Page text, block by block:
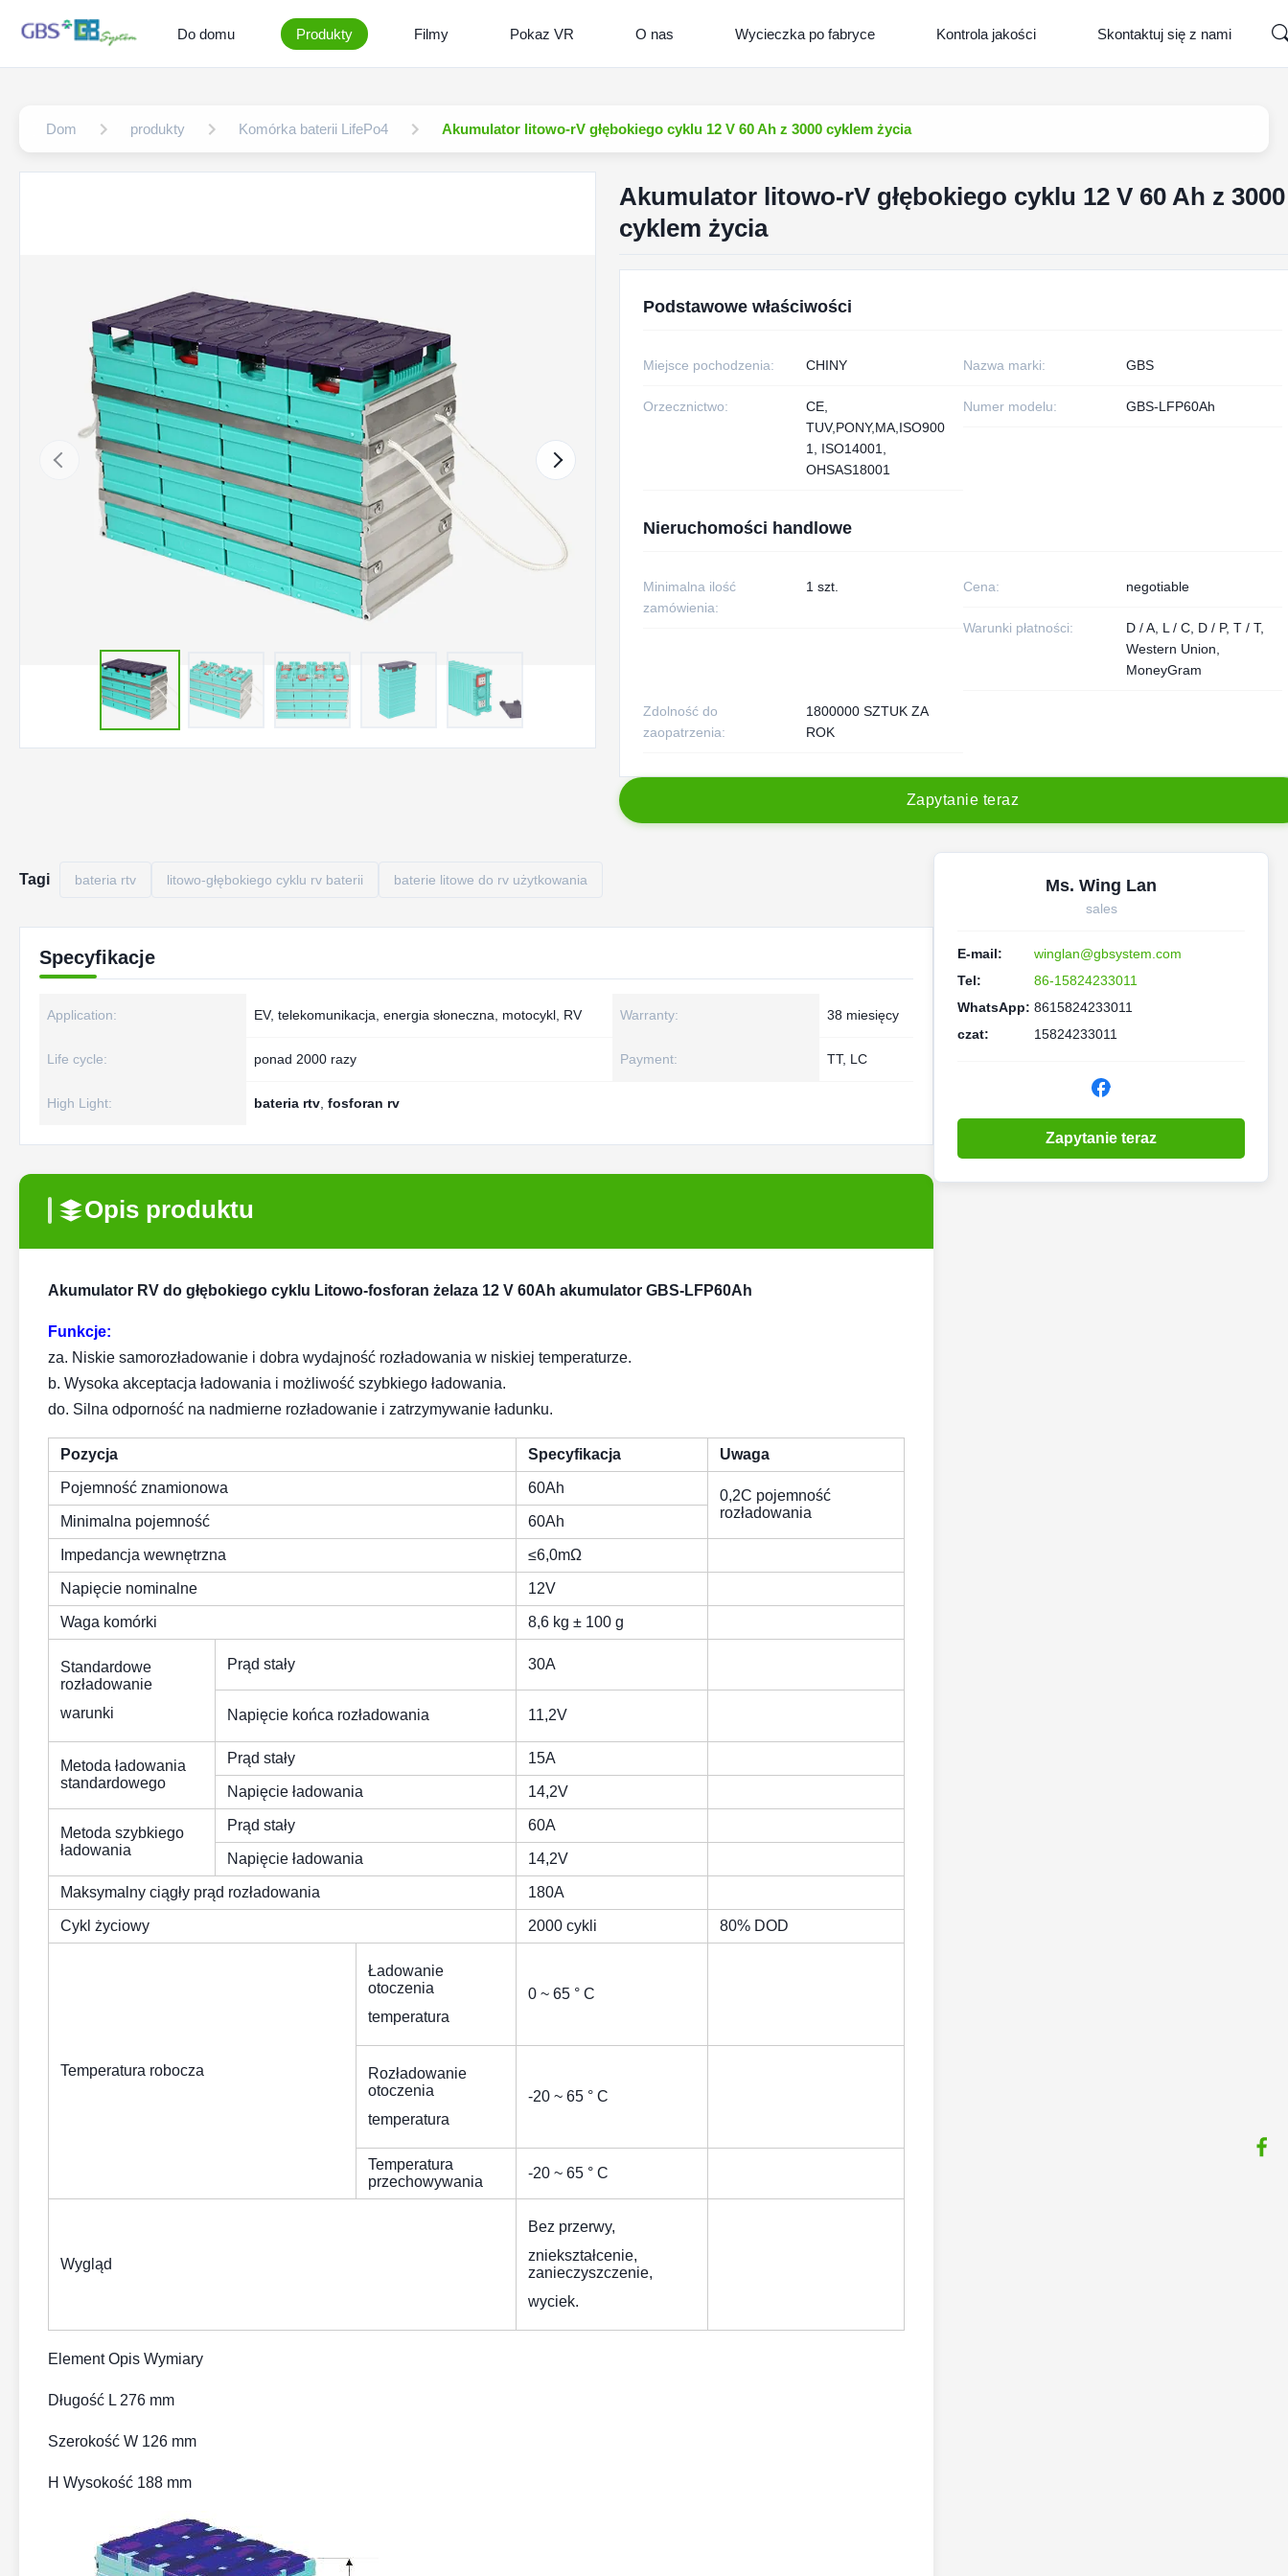
Do domu Produkty Filmy Pokaz VR O nas Wycieczka po fabryce Kontrola jakości Skontaktuj się z nami
Dom produkty Komórka baterii LifePo4 Akumulator litowo-rV głębokiego cyklu 12 V 60 Ah z 3000 cyklem życia
Akumulator litowo-rV głębokiego cyklu 12 V 60 Ah z 3000
cyklem życia
Podstawowe właściwości
Miejsce pochodzenia: CHINY Nazwa marki: GBS
Orzecznictwo:
CE,
TUV,PONY,MA,ISO900
1, ISO14001,
OHSAS18001
Numer modelu: GBS-LFP60Ah
Nieruchomości handlowe
Minimalna ilość
zamówienia:
1 szt. Cena: negotiable
Warunki płatności:
D / A, L / C, D / P, T / T,
Western Union,
MoneyGram
Zdolność do
zaopatrzenia:
1800000 SZTUK ZA
ROK
Zapytanie teraz
Tagi bateria rtv litowo-głębokiego cyklu rv baterii baterie litowe do rv użytkowania
Specyfikacje
Application: EV, telekomunikacja, energia słoneczna, motocykl, RV Warranty: 38 miesięcy
Life cycle: ponad 2000 razy Payment: TT, LC
High Light: bateria rtv fosforan rv
Opis produktu
Akumulator RV do głębokiego cyklu Litowo-fosforan żelaza 12 V 60Ah akumulator GBS-LFP60Ah
Funkcje:
za. Niskie samorozładowanie i dobra wydajność rozładowania w niskiej temperaturze.
b. Wysoka akceptacja ładowania i możliwość szybkiego ładowania.
do. Silna odporność na nadmierne rozładowanie i zatrzymywanie ładunku.
Pozycja Specyfikacja Uwaga
Pojemność znamionowa 60Ah
0,2C pojemność
rozładowania
Minimalna pojemność 60Ah
Impedancja wewnętrzna ≤6,0mΩ
Napięcie nominalne 12V
Waga komórki 8,6 kg ± 100 g
Standardowe
rozładowanie
warunki
Prąd stały 30A
Napięcie końca rozładowania 11,2V
Metoda ładowania
standardowego
Prąd stały 15A
Napięcie ładowania 14,2V
Metoda szybkiego
ładowania
Prąd stały 60A
Napięcie ładowania 14,2V
Maksymalny ciągły prąd rozładowania 180A
Cykl życiowy 2000 cykli 80% DOD
Temperatura robocza
Ładowanie
otoczenia
temperatura
0 ~ 65 ° C
Rozładowanie
otoczenia
temperatura
-20 ~ 65 ° C
Temperatura
przechowywania
-20 ~ 65 ° C
Wygląd
Bez przerwy,
zniekształcenie,
zanieczyszczenie,
wyciek.
Element Opis Wymiary
Długość L 276 mm
Szerokość W 126 mm
H Wysokość 188 mm
Ms. Wing Lan
sales
E-mail:
winglan@gbsystem.com
Tel:
86-15824233011
WhatsApp: 8615824233011
czat:
15824233011
Zapytanie teraz